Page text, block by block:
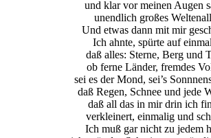
und klar vor meinen Augen
unendlich großes
Und etwas dann mit mir
Ich ahnte, spürte auf
daß alles: Sterne, Berg und
ob ferne Länder, fremdes
sei es der Mond, sei’s
daß Regen, Schnee und jede
daß all das in mir drin ich
verkleinert, einmalig und
Ich muß gar nicht zu jedem